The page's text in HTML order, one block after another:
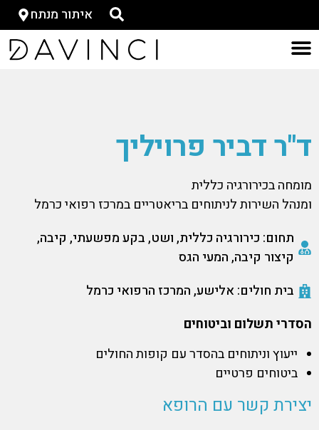
איתור מנתח
ד"ר דביר פרויליך
מומחה בכירורגיה כללית
ומנהל השירות לניתוחים בריאטריים במרכז רפואי כרמל
תחום: כירורגיה כללית, ושט, בקע מפשעתי, קיבה,
קיצור קיבה, המעי הגס
בית חולים: אלישע, המרכז הרפואי כרמל
הסדרי תשלום וביטוחים
ייעוץ וניתוחים בהסדר עם קופות החולים
ביטוחים פרטיים
יצירת קשר עם הרופא